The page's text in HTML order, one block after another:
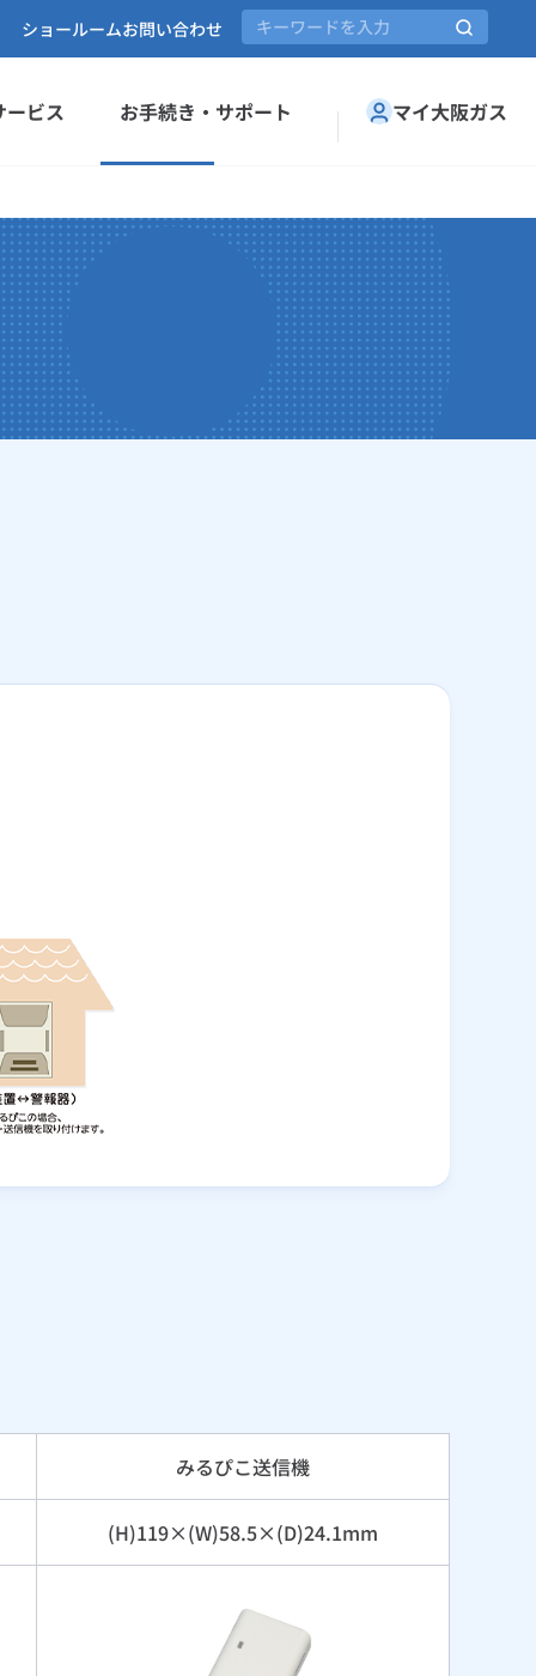
ービス お手続き・サポート マイ大阪ガス
ショールームお問い合わせ
みるぴこ送信機
(H)119×(W)58.5×(D)24.1mm